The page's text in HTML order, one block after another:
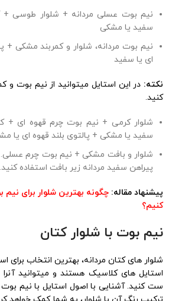
نیم بوت عسلی مردانه + شلوار طوسی +
سفید یا مشکی
نیم بوت مردانه، شلوار و کمربند مشکی +
ای یا سفید
نکته: در این استایل میتوانید از نیم بوت و
کنید.
شلوار کرمی + نیم بوت چرم قهوه ای +
سفید یا مشکی + پالتوی بلند قهوه ای یا
شلوار و بافت مشکی + نیم بوت چرم عسلی.
پیراهن سفید مردانه زیر بافت استفاده کنید.
پیشنهاد مقاله: چگونه بهترین شلوار برای نیم
کنیم؟
نیم بوت با شلوار کتان
شلوار های کتان مردانه، بهترین انتخاب برای
استایل های کلاسیک هستند و میتوانید
ست کنید. آشنایی با اصول استایل با نیم